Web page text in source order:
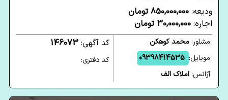
ودیعه: 850,000,000 تومان
اجاره: 30,000,000 تومان
مشاور:محمد کوهکن
موبایل: 09398414535
آژانس:املاک الف
کد آگهی: 146073
کد دفتری: